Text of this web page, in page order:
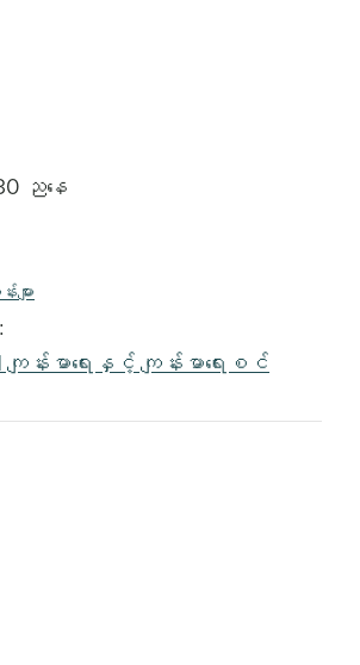
ညနေ
ျား
ျန်းမာရေးနှင့် ကျန်းမာရေးစင်